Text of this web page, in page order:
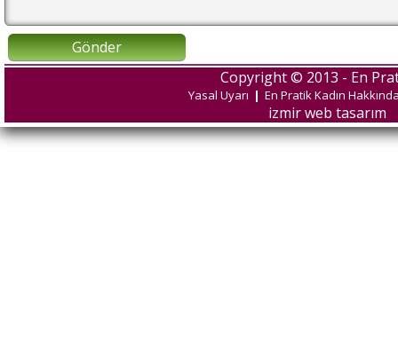
Gönder
Copyright © 2013 - En
Yasal Uyarı | En Pratik Kadın
izmir web tasarım